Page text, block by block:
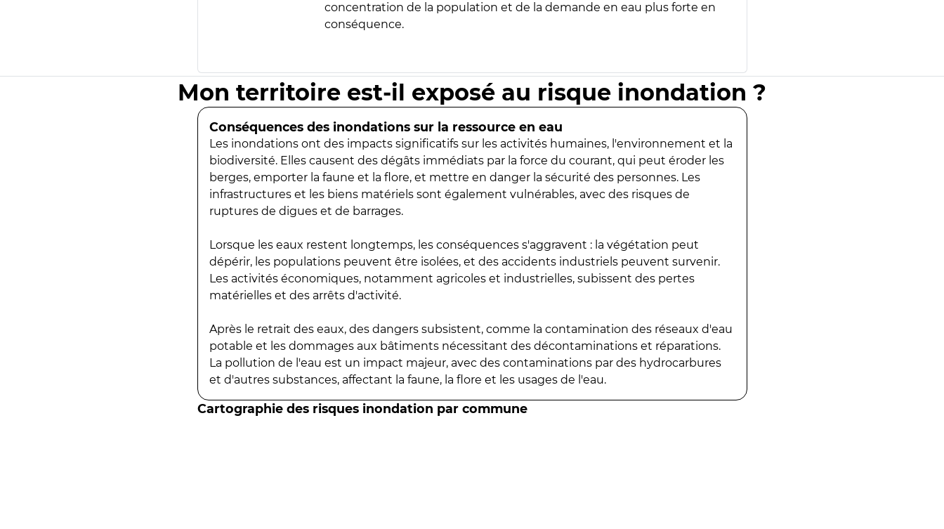
concentration de la population et de la demande en eau plus forte en
conséquence.
Mon territoire est-il exposé au risque inondation ?
Conséquences des inondations sur la ressource en eau
Les inondations ont des impacts significatifs sur les activités humaines, l'environnement et la
biodiversité. Elles causent des dégâts immédiats par la force du courant, qui peut éroder les
berges, emporter la faune et la flore, et mettre en danger la sécurité des personnes. Les
infrastructures et les biens matériels sont également vulnérables, avec des risques de
ruptures de digues et de barrages.
Lorsque les eaux restent longtemps, les conséquences s'aggravent : la végétation peut
dépérir, les populations peuvent être isolées, et des accidents industriels peuvent survenir.
Les activités économiques, notamment agricoles et industrielles, subissent des pertes
matérielles et des arrêts d'activité.
Après le retrait des eaux, des dangers subsistent, comme la contamination des réseaux d'eau
potable et les dommages aux bâtiments nécessitant des décontaminations et réparations.
La pollution de l'eau est un impact majeur, avec des contaminations par des hydrocarbures
et d'autres substances, affectant la faune, la flore et les usages de l'eau.
Cartographie des risques inondation par commune